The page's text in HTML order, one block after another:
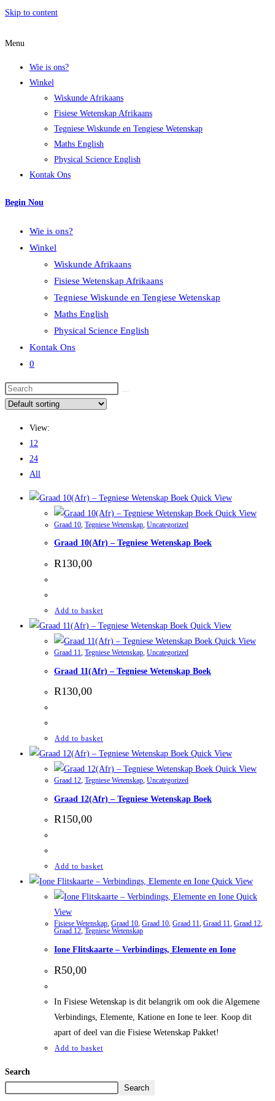
Skip to content
Menu
Wie is ons?
Winkel
Wiskunde Afrikaans
Fisiese Wetenskap Afrikaans
Tegniese Wiskunde en Tengiese Wetenskap
Maths English
Physical Science English
Kontak Ons
Begin Nou
Wie is ons?
Winkel
Wiskunde Afrikaans
Fisiese Wetenskap Afrikaans
Tegniese Wiskunde en Tengiese Wetenskap
Maths English
Physical Science English
Kontak Ons
0
View:
12
24
All
Quick View
Quick View
Graad 10 Tegniese Wetenskap Uncategorized
Graad 10(Afr) – Tegniese Wetenskap Boek
R130,00
Add to basket
Quick View
Quick View
Graad 11, Tegniese Wetenskap, Uncategorized
Graad 11(Afr) – Tegniese Wetenskap Boek
R130,00
Add to basket
Quick View
Quick View
Graad 12, Tegniese Wetenskap, Uncategorized
Graad 12(Afr) – Tegniese Wetenskap Boek
R150,00
Add to basket
Quick View
Quick
View
Fisiese Wetenskap, Graad 10, Graad 10, Graad 11, Graad 11, Graad 12,
Graad 12, Tegniese Wetenskap
Ione Flitskaarte – Verbindings, Elemente en Ione
R50,00
In Fisiese Wetenskap is dit belangrik om ook die Algemene
Verbindings, Elemente, Katione en Ione te leer. Koop dit
apart of deel van die Fisiese Wetenskap Pakket!
Add to basket
Search
Search